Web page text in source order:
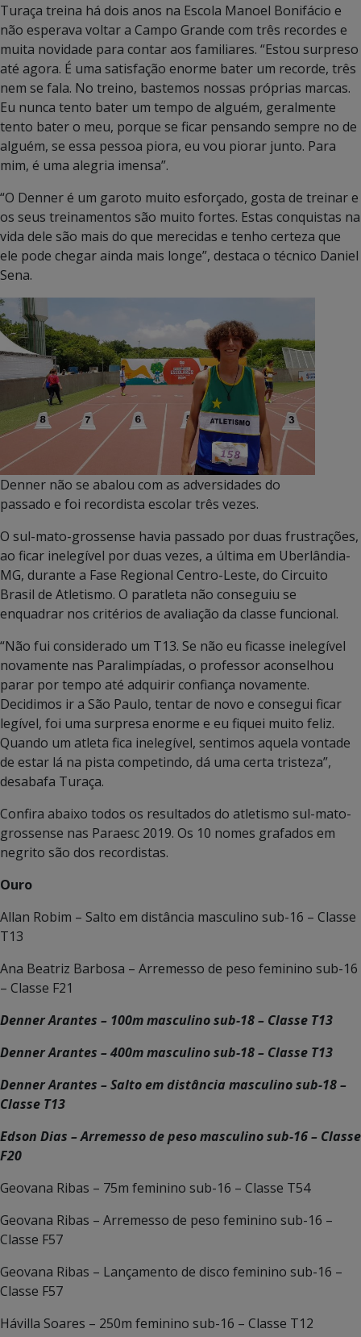
Turaça treina há dois anos na Escola Manoel Bonifácio e
não esperava voltar a Campo Grande com três recordes e
muita novidade para contar aos familiares. “Estou surpreso
até agora. É uma satisfação enorme bater um recorde, três
nem se fala. No treino, bastemos nossas próprias marcas.
Eu nunca tento bater um tempo de alguém, geralmente
tento bater o meu, porque se ficar pensando sempre no de
alguém, se essa pessoa piora, eu vou piorar junto. Para
mim, é uma alegria imensa”.
“O Denner é um garoto muito esforçado, gosta de treinar e
os seus treinamentos são muito fortes. Estas conquistas na
vida dele são mais do que merecidas e tenho certeza que
ele pode chegar ainda mais longe”, destaca o técnico Daniel
Sena.
Denner não se abalou com as adversidades do
passado e foi recordista escolar três vezes.
O sul-mato-grossense havia passado por duas frustrações,
ao ficar inelegível por duas vezes, a última em Uberlândia-
MG, durante a Fase Regional Centro-Leste, do Circuito
Brasil de Atletismo. O paratleta não conseguiu se
enquadrar nos critérios de avaliação da classe funcional.
“Não fui considerado um T13. Se não eu ficasse inelegível
novamente nas Paralimpíadas, o professor aconselhou
parar por tempo até adquirir confiança novamente.
Decidimos ir a São Paulo, tentar de novo e consegui ficar
legível, foi uma surpresa enorme e eu fiquei muito feliz.
Quando um atleta fica inelegível, sentimos aquela vontade
de estar lá na pista competindo, dá uma certa tristeza”,
desabafa Turaça.
Confira abaixo todos os resultados do atletismo sul-mato-
grossense nas Paraesc 2019. Os 10 nomes grafados em
negrito são dos recordistas.
Ouro
Allan Robim – Salto em distância masculino sub-16 – Classe
T13
Ana Beatriz Barbosa – Arremesso de peso feminino sub-16
– Classe F21
Denner Arantes – 100m masculino sub-18 – Classe T13
Denner Arantes – 400m masculino sub-18 – Classe T13
Denner Arantes – Salto em distância masculino sub-18 –
Classe T13
Edson Dias – Arremesso de peso masculino sub-16 – Classe
F20
Geovana Ribas – 75m feminino sub-16 – Classe T54
Geovana Ribas – Arremesso de peso feminino sub-16 –
Classe F57
Geovana Ribas – Lançamento de disco feminino sub-16 –
Classe F57
Hávilla Soares – 250m feminino sub-16 – Classe T12